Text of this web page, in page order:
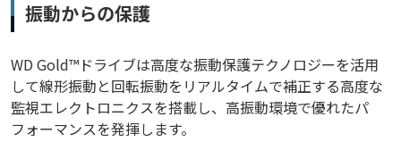
振動からの保護
WD Gold™ドライブは高度な振動保護テクノロジーを活用
して線形振動と回転振動をリアルタイムで補正する高度な
監視エレクトロニクスを搭載し、高振動環境で優れたパ
フォーマンスを発揮します。